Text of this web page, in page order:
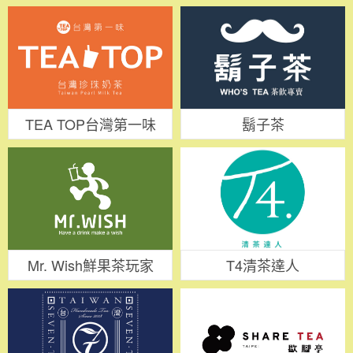
TEA TOP台灣第一味 鬍子茶
Mr. Wish鮮果茶玩家 T4清茶達人